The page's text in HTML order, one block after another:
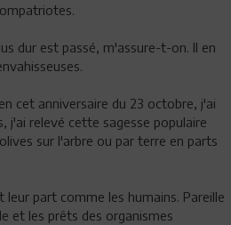
dur est passé, m'assure-t-on. Il en
cet anniversaire du 23 octobre, j'ai
j'ai relevé cette sagesse populaire
sur l'arbre ou par terre en parts
part comme les humains. Pareille
et les prêts des organismes